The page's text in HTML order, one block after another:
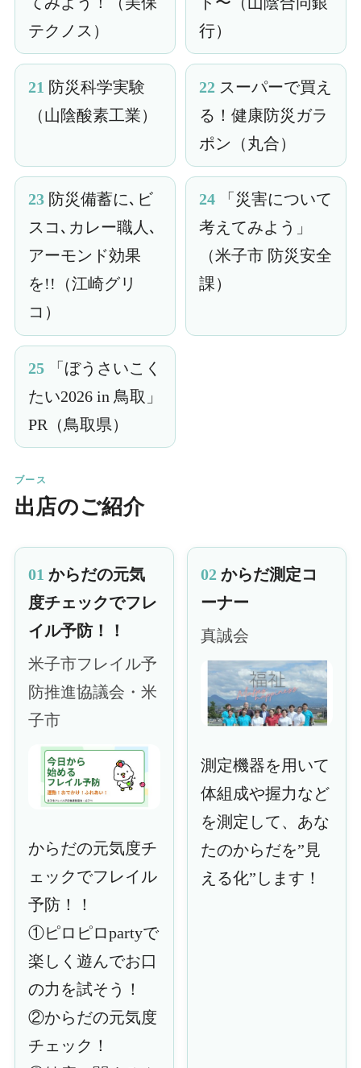
テクノス）
行）
21 防災科学実験
（山陰酸素工業）
22 スーパーで買え
る！健康防災ガラ
ポン（丸合）
23防災備蓄に､ビ
スコ､カレー職人､
アーモンド効果
を!!（江崎グリ
コ）
24 「災害について
考えてみよう」
（米子市 防災安全
課）
25「ぼうさいこく
たい2026 in 鳥取」
PR（鳥取県）
ブース
出店のご紹介
01 からだの元気
度チェックでフレ
イル予防！！
米子市フレイル予
防推進協議会・米
子市
からだの元気度チ
ェックでフレイル
予防！！
①ピロピロpartyで
楽しく遊んでお口
の力を試そう！
②からだの元気度
チェック！
02 からだ測定コ
ーナー
真誠会
測定機器を用いて
体組成や握力など
を測定して、あな
たのからだを”見
える化”します！